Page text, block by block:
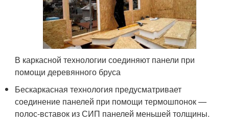
В каркасной технологии соединяют панели при
помощи деревянного бруса
Бескаркасная технология предусматривает
соединение панелей при помощи термошпонок —
полос-вставок из СИП панелей меньшей толщины.